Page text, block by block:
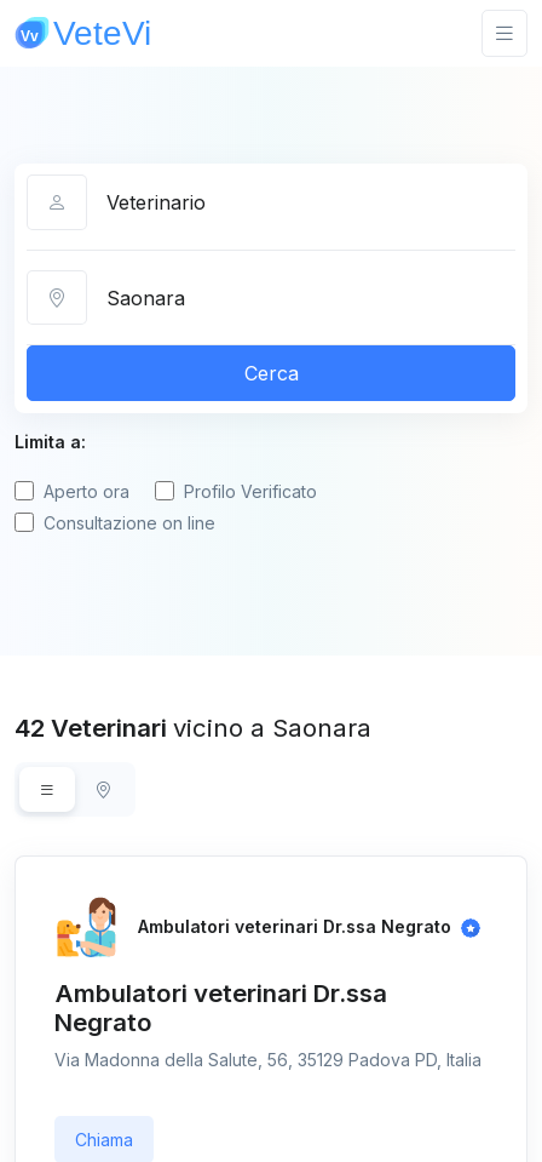
Cerca
Limita a:
Aperto ora
Profilo Verificato
Consultazione on line
42 Veterinari vicino a Saonara
Ambulatori veterinari Dr.ssa Negrato
Ambulatori veterinari Dr.ssa
Negrato
Via Madonna della Salute, 56, 35129 Padova PD, Italia
Chiama